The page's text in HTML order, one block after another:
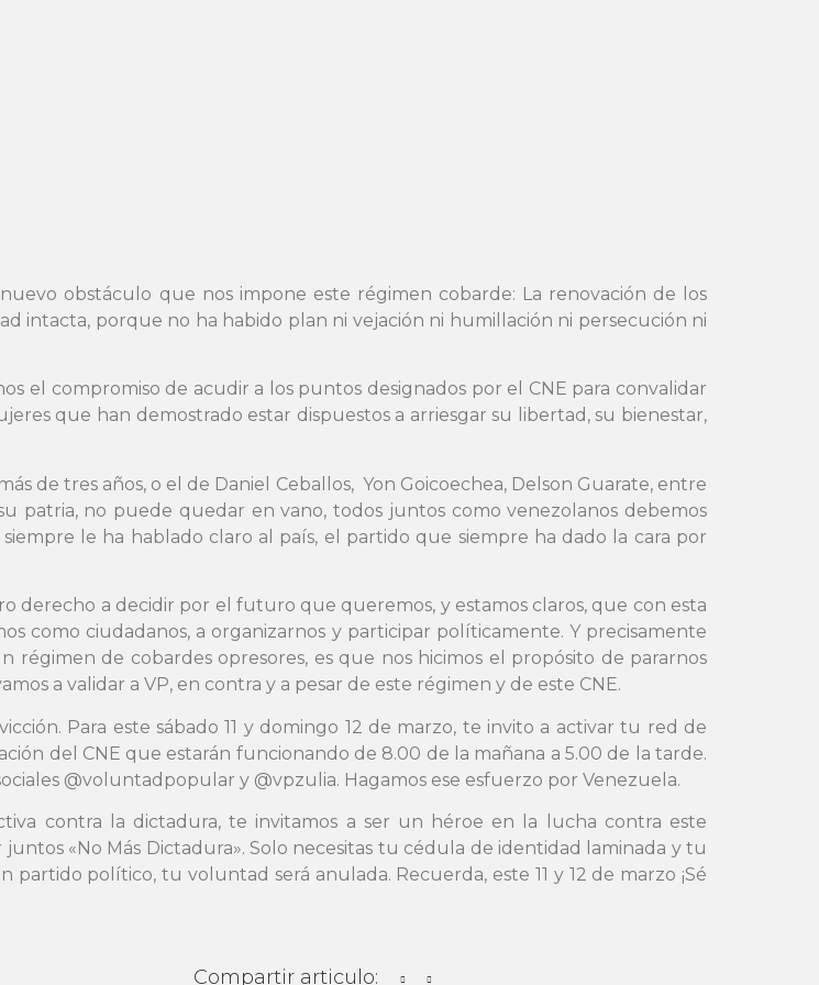
obstáculo que nos impone este régimen cobarde: La renovación de los
intacta, porque no ha habido plan ni vejación ni humillación ni persecución ni
el compromiso de acudir a los puntos designados por el CNE para convalidar
que han demostrado estar dispuestos a arriesgar su libertad, su bienestar,
de tres años, o el de Daniel Ceballos, Yon Goicoechea, Delson Guarate, entre
patria, no puede quedar en vano, todos juntos como venezolanos debemos
le ha hablado claro al país, el partido que siempre ha dado la cara por
derecho a decidir por el futuro que queremos, y estamos claros, que con esta
como ciudadanos, a organizarnos y participar políticamente. Y precisamente
de cobardes opresores, es que nos hicimos el propósito de pararnos
a validar a VP, en contra y a pesar de este régimen y de este CNE.
Para este sábado 11 y domingo 12 de marzo, te invito a activar tu red de
del CNE que estarán funcionando de 8.00 de la mañana a 5.00 de la tarde.
@voluntadpopular y @vpzulia. Hagamos ese esfuerzo por Venezuela.
contra la dictadura, te invitamos a ser un héroe en la lucha contra este
juntos «No Más Dictadura». Solo necesitas tu cédula de identidad laminada y tu
político, tu voluntad será anulada. Recuerda, este 11 y 12 de marzo ¡Sé
Compartir articulo: